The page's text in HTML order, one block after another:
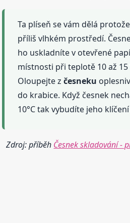
Ta plíseň se vám dělá
příliš vlhkém prostředí.
ho uskladníte v otevřené
místnosti při teplotě 10 až 15
Oloupejte zčesneku
do krabice. Když česnek
10°C tak vybudíte jeho
Zdroj: příběh Česnek skladování -